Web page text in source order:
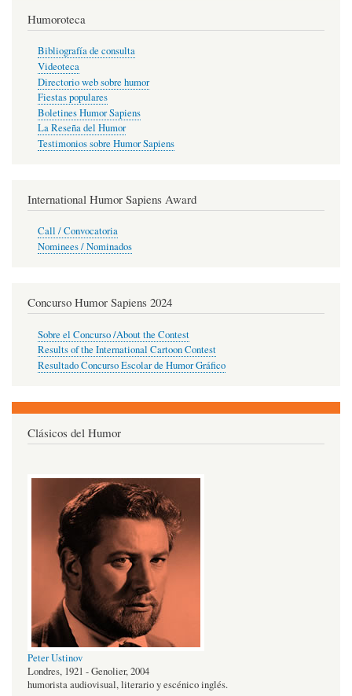
Humoroteca
Bibliografía de consulta
Videoteca
Directorio web sobre humor
Fiestas populares
Boletines Humor Sapiens
La Reseña del Humor
Testimonios sobre Humor Sapiens
International Humor Sapiens Award
Call / Convocatoria
Nominees / Nominados
Concurso Humor Sapiens 2024
Sobre el Concurso /About the Contest
Results of the International Cartoon Contest
Resultado Concurso Escolar de Humor Gráfico
Clásicos del Humor
Peter Ustinov
Londres, 1921 - Genolier, 2004
humorista audiovisual, literario y escénico inglés.